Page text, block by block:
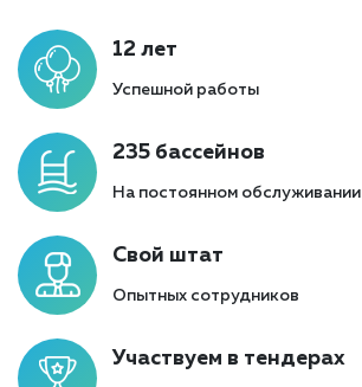
12 лет
Успешной работы
235 бассейнов
На постоянном обслуживании
Свой штат
Опытных сотрудников
Участвуем в тендерах